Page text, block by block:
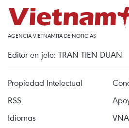
AGENCIA VIETNAMITA DE NOTICIAS
Editor en jefe: TRAN TIEN DUAN
Propiedad Intelectual
RSS
Idiomas
VNA